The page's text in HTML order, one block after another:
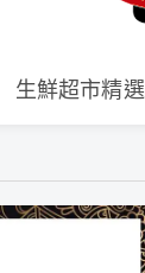
生鮮超市精選